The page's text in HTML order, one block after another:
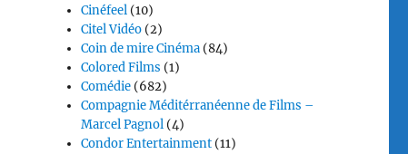
Cinéfeel (10)
Citel Vidéo (2)
Coin de mire Cinéma (84)
Colored Films (1)
Comédie (682)
Compagnie Méditérranéenne de Films –
Marcel Pagnol (4)
Condor Entertainment (11)